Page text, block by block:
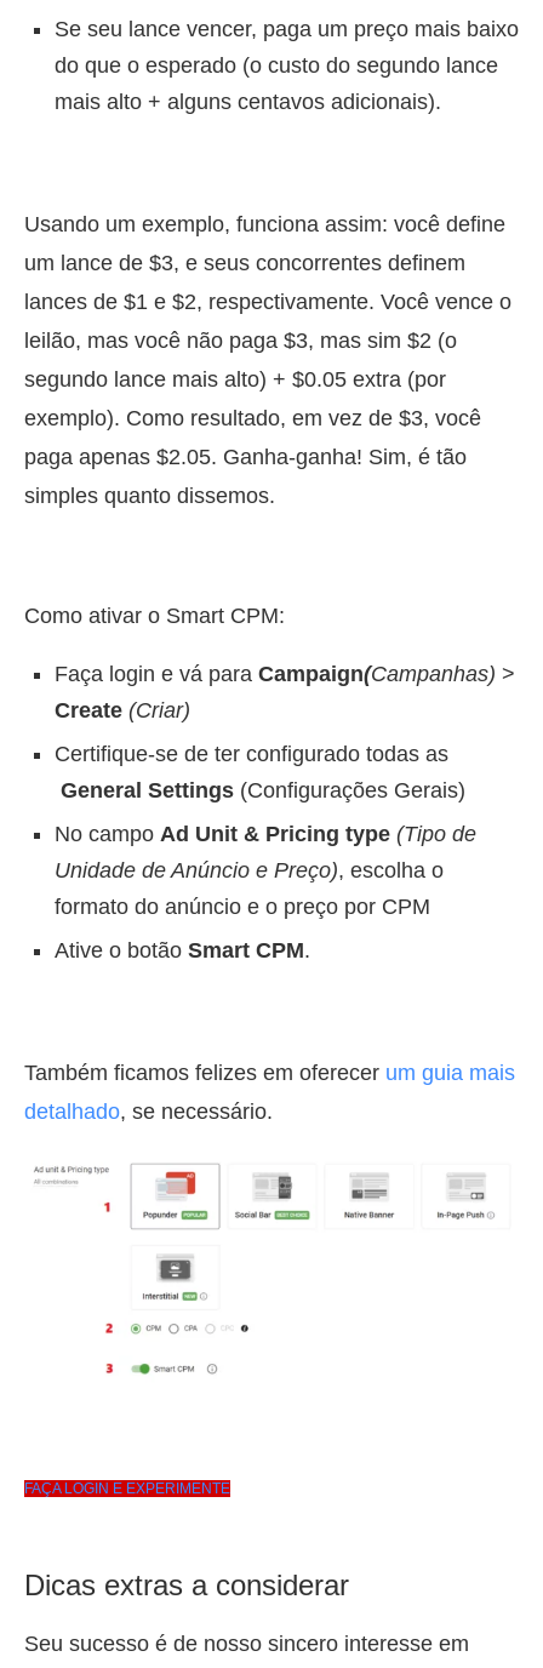
Se seu lance vencer, paga um preço mais baixo
do que o esperado (o custo do segundo lance
mais alto + alguns centavos adicionais).
Usando um exemplo, funciona assim: você define
um lance de $3, e seus concorrentes definem
lances de $1 e $2, respectivamente. Você vence o
leilão, mas você não paga $3, mas sim $2 (o
segundo lance mais alto) + $0.05 extra (por
exemplo). Como resultado, em vez de $3, você
paga apenas $2.05. Ganha-ganha! Sim, é tão
simples quanto dissemos.
Como ativar o Smart CPM:
Faça login e vá para Campaign(Campanhas) >
Create (Criar)
Certifique-se de ter configurado todas as
General Settings (Configurações Gerais)
No campo Ad Unit & Pricing type (Tipo de
Unidade de Anúncio e Preço), escolha o
formato do anúncio e o preço por CPM
Ative o botão Smart CPM.
Também ficamos felizes em oferecer um guia mais
detalhado, se necessário.
FAÇA LOGIN E EXPERIMENTE
Dicas extras a considerar
Seu sucesso é de nosso sincero interesse em